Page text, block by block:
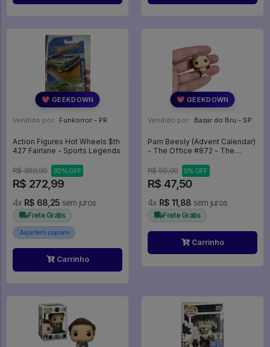
💖 GEEKDOWN
Vendido por: Funkorror - PR
Action Figures Hot Wheels $th
427 Fairlane - Sports Legends
R$ 389,99 30% OFF
R$ 272,99
4x R$ 68,25 sem juros
Frete Grátis
Aqui tem cupom
Carrinho
💖 GEEKDOWN
Vendido por: Bazar do Bru - SP
Pam Beesly (Advent Calendar)
- The Office #872 - The
R$ 50,00
5% OFF
R$ 47,50
4x R$ 11,88 sem juros
Frete Grátis
Carrinho